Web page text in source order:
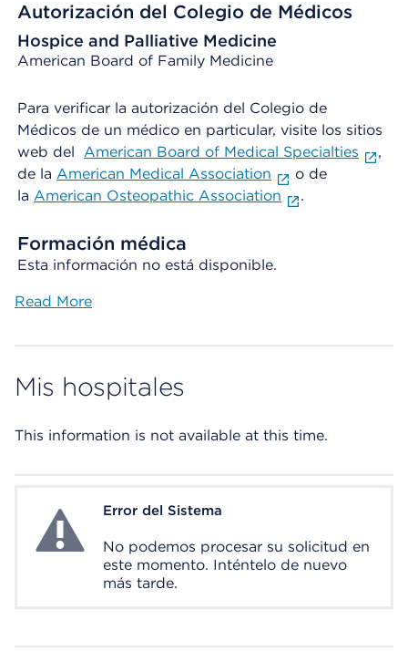
Autorización del Colegio de Médicos
Hospice and Palliative Medicine
American Board of Family Medicine
Para verificar la autorización del Colegio de
Médicos de un médico en particular, visite los sitios
web del American Board of Medical Specialties
,
de la American Medical Association
o de
la American Osteopathic Association .
Formación médica
Esta información no está disponible.
Read More
Mis hospitales
This information is not available at this time.
System ErrorError del Sistema
No podemos procesar su solicitud en
este momento. Inténtelo de nuevo
más tarde.